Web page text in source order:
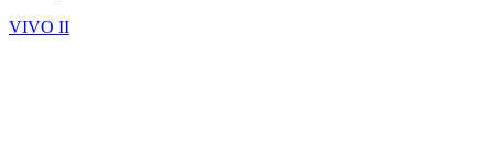
VIVO II